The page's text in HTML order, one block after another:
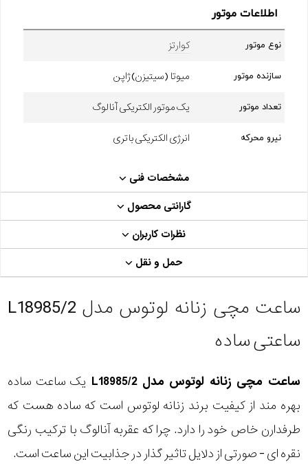
اطلاعات موتور
نوع موتور کوارتز
سازنده موتور میوتا (سیتیزن) ژاپن
تعداد موتور یک موتور الکتریکی آنالوگ
نیرو محرکه انرژی الکتریکی باتری
مشخصات فنی
گارانتی محصول
نظرات کاربران
حمل و نقل
ساعت مچی زنانه لوتوس مدل L18985/2
ساعتی ساده
ساعت مچی زنانه لوتوس مدل L18985/2
یک ساعت ساده
بهره مند از کیفیت برند زنانه لوتوس است که ساده هست که
طرفدارن خاص خود را دارد. چرا که عقربه آنالوگ با ترکیب رنگی
نقره ای - صورتی از دلایل تاثیر گذار در جذابیت این ساعت است.